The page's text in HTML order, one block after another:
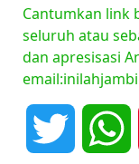
Cantumkan link
seluruh atau
dan apresisasi
Twitter